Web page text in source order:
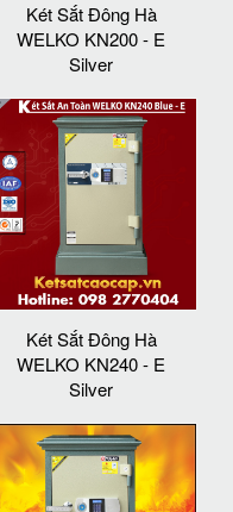
Két Sắt Đông Hà
WELKO KN200 - E
Silver
Két Sắt Đông Hà
WELKO KN240 - E
Silver